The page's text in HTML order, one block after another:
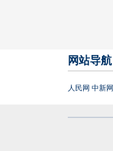
网站导航
人民网 中新网